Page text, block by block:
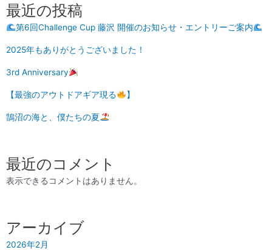
最近の投稿
第6回Challenge Cup 藤沢 開催のお知らせ・エントリーご案内
2025年もありがとうございました！
3rd Anniversary
【最強のアウトドアギア現る 】
鵠沼の海と、僕たちの夏
最近のコメント
表示できるコメントはありません。
アーカイブ
2026年2月